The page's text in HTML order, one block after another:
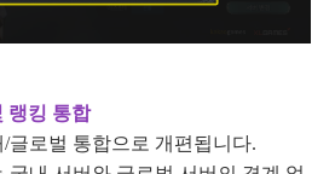
랭킹 통합
글로벌 통합으로 개편됩니다.